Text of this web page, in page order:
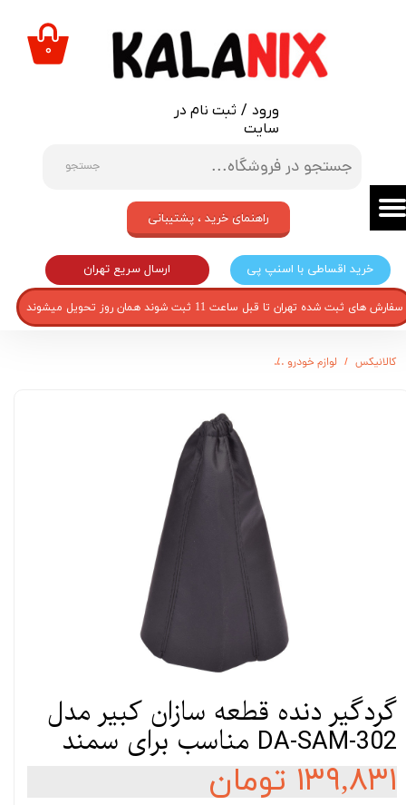
جستجو
ورود / ثبت نام در
سایت
حساب کاربری من
تغییر گذر واژه
خروج از حساب کاربری
۰
خرید اقساطی با اسنپ پی ارسال سریع تهران
راهنمای خرید ، پشتیبانی
سفارش های ثبت شده تهران تا قبل ساعت 11 ثبت شوند همان روز تحویل میشوند
کالانیکس لوازم خودرو
گردگیر دنده قطعه سازان کبیر مدل
DA-SAM-302 مناسب برای سمند
۱۳۹,۸۳۱ تومان